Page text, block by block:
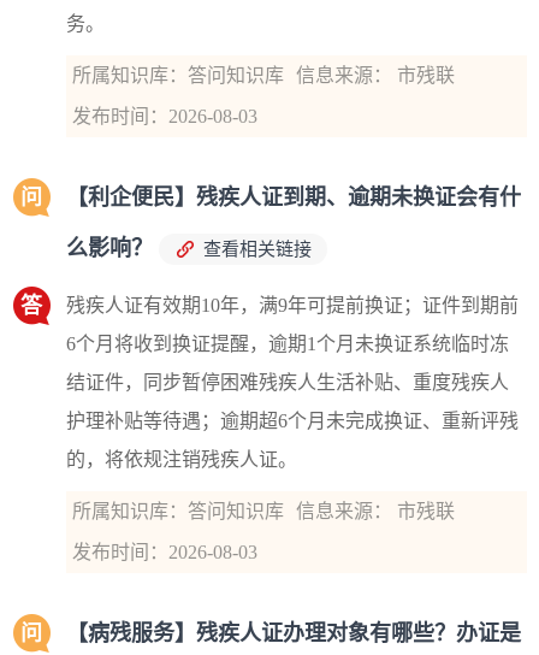
务。
所属知识库：答问知识库 信息来源： 市残联
发布时间：2026-08-03
问 【利企便民】残疾人证到期、逾期未换证会有什
么影响？ 查看相关链接
答
残疾人证有效期10年，满9年可提前换证；证件到期前
6个月将收到换证提醒，逾期1个月未换证系统临时冻
结证件，同步暂停困难残疾人生活补贴、重度残疾人
护理补贴等待遇；逾期超6个月未完成换证、重新评残
的，将依规注销残疾人证。
所属知识库：答问知识库 信息来源： 市残联
发布时间：2026-08-03
问 【病残服务】残疾人证办理对象有哪些？办证是